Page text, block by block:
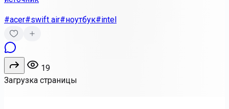
#acer#swift air#ноутбук#intel
19
Загрузка страницы